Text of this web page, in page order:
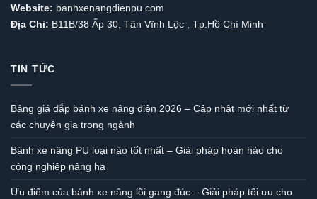
Website: banhxenangdienpu.com
Địa Chỉ: B11B/38 Ấp 30, Tân Vĩnh Lộc , Tp.Hồ Chí Minh
TIN TỨC
Bảng giá đắp bánh xe nâng điện 2026 – Cập nhật mới nhất từ
các chuyên gia trong ngành
Bánh xe nâng PU loại nào tốt nhất – Giải pháp hoàn hảo cho
công nghiệp nâng hạ
Ưu điểm của bánh xe nâng lõi gang đúc – Giải pháp tối ưu cho